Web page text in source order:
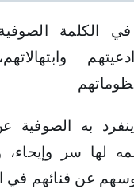
في الكلمة
ينفرد به
لها سر وإيحاء،
عن فنائهم في